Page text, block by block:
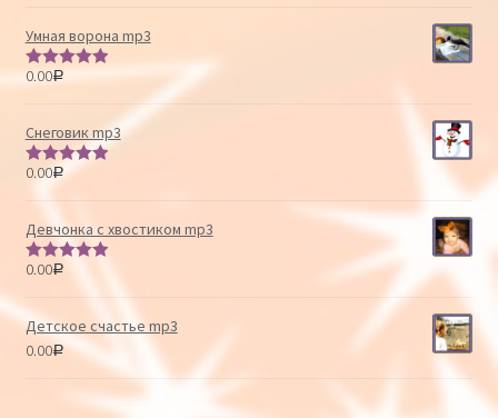
Умная ворона mp3
Оценка
0.00Р
Снеговик mp3
Оценка
0.00Р
Девчонка с хвостиком mp3
Оценка
0.00Р
Детское счастье mp3
0.00Р